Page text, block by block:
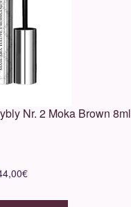
Nr. 2 Moka Brown 8ml
€